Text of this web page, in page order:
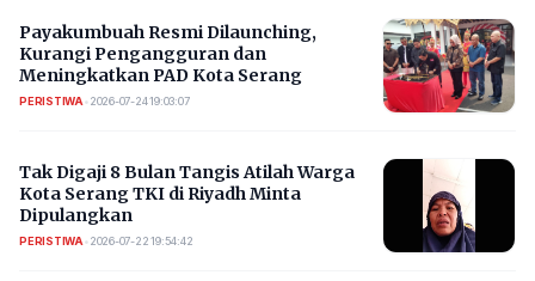
Payakumbuah Resmi Dilaunching,
Kurangi Pengangguran dan
Meningkatkan PAD Kota Serang
PERISTIWA• 2026-07-24 19:03:07
​Tak Digaji 8 Bulan Tangis Atilah Warga
Kota Serang TKI di Riyadh Minta
Dipulangkan
PERISTIWA• 2026-07-22 19:54:42